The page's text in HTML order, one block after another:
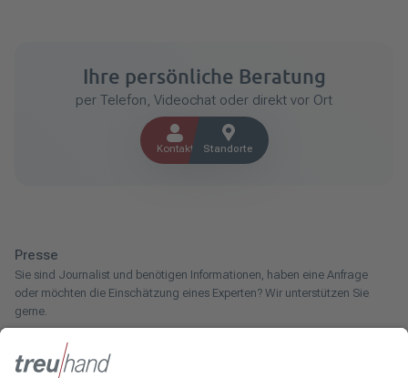
Ihre persönliche Beratung
per Telefon, Videochat oder direkt vor Ort
Kontakt Standorte
Presse
Sie sind Journalist und benötigen Informationen, haben eine Anfrage
oder möchten die Einschätzung eines Experten? Wir unterstützen Sie
gerne.